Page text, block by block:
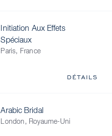
Initiation Aux Effets
Spéciaux
Paris, France
DÉTAILS
Arabic Bridal
London, Royaume-Uni